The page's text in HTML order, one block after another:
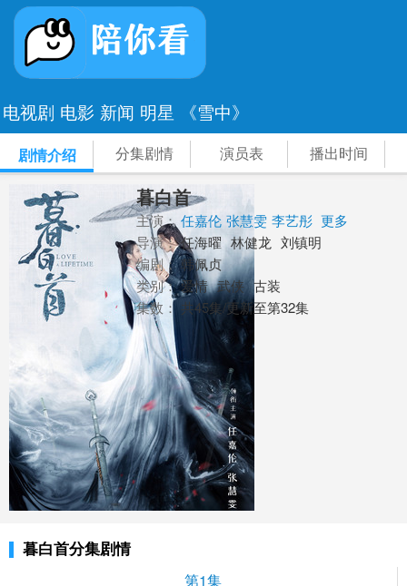
电视剧 电影 新闻 明星 《雪中》
剧情介绍 分集剧情 演员表 播出时间
暮白首
主演： 任嘉伦 张慧雯 李艺彤 更多
导演：任海曜 林健龙 刘镇明
编剧：韩佩贞
类别：爱情 武侠 古装
集数： 共45集/更新至第32集
暮白首分集剧情
第1集